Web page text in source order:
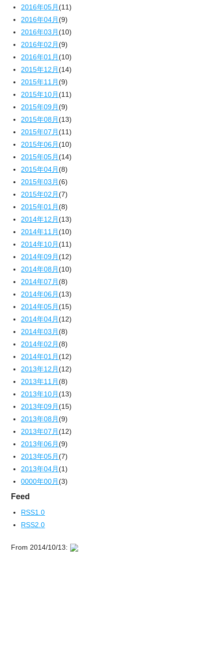
2016年05月(11)
2016年04月(9)
2016年03月(10)
2016年02月(9)
2016年01月(10)
2015年12月(14)
2015年11月(9)
2015年10月(11)
2015年09月(9)
2015年08月(13)
2015年07月(11)
2015年06月(10)
2015年05月(14)
2015年04月(8)
2015年03月(6)
2015年02月(7)
2015年01月(8)
2014年12月(13)
2014年11月(10)
2014年10月(11)
2014年09月(12)
2014年08月(10)
2014年07月(8)
2014年06月(13)
2014年05月(15)
2014年04月(12)
2014年03月(8)
2014年02月(8)
2014年01月(12)
2013年12月(12)
2013年11月(8)
2013年10月(13)
2013年09月(15)
2013年08月(9)
2013年07月(12)
2013年06月(9)
2013年05月(7)
2013年04月(1)
0000年00月(3)
Feed
RSS1.0
RSS2.0
From 2014/10/13: